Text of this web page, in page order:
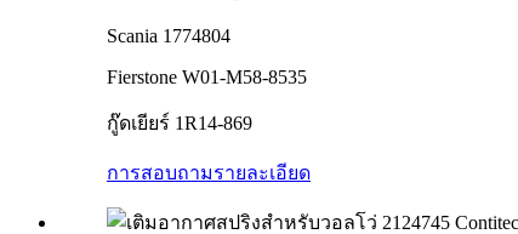
Scania 1774804
Fierstone W01-M58-8535
กู๊ดเยียร์ 1R14-869
การสอบถามรายละเอียด